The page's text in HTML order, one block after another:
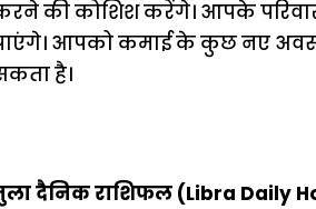
की कोशिश करेंगे। आपके
आपको कमाई के कुछ नए
है।
दैनिक राशिफल (Libra Daily